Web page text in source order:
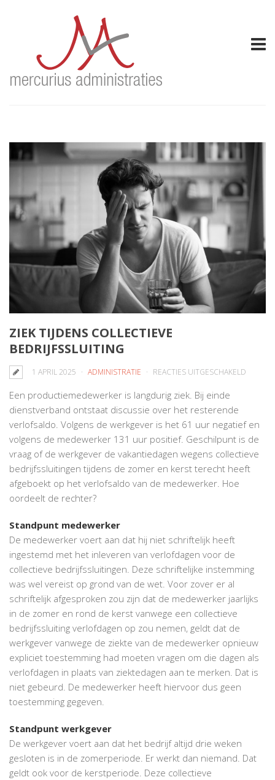
ZIEK TIJDENS COLLECTIEVE
BEDRIJFSSLUITING
1 APRIL 2025 ADMINISTRATIE REACTIES UITGESCHAKELD
Een productiemedewerker is langdurig ziek. Bij einde
dienstverband ontstaat discussie over het resterende
verlofsaldo. Volgens de werkgever is het 61 uur negatief en
volgens de medewerker 131 uur positief. Geschilpunt is de
vraag of de werkgever de vakantiedagen wegens collectieve
bedrijfssluitingen tijdens de zomer en kerst terecht heeft
afgeboekt op het verlofsaldo van de medewerker. Hoe
oordeelt de rechter?
Standpunt medewerker
De medewerker voert aan dat hij niet schriftelijk heeft
ingestemd met het inleveren van verlofdagen voor de
collectieve bedrijfssluitingen. Deze schriftelijke instemming
was wel vereist op grond van de wet. Voor zover er al
schriftelijk afgesproken zou zijn dat de medewerker jaarlijks
in de zomer en rond de kerst vanwege een collectieve
bedrijfssluiting verlofdagen op zou nemen, geldt dat de
werkgever vanwege de ziekte van de medewerker opnieuw
expliciet toestemming had moeten vragen om die dagen als
verlofdagen in plaats van ziektedagen aan te merken. Dat is
niet gebeurd. De medewerker heeft hiervoor dus geen
toestemming gegeven.
Standpunt werkgever
De werkgever voert aan dat het bedrijf altijd drie weken
gesloten is in de zomerperiode. Er werkt dan niemand. Dat
geldt ook voor de kerstperiode. Deze collectieve